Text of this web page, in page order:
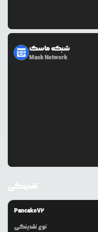
شبکه ماسک
Mask Network
نقدینگی
PancakeV2
نوع نقدینگی